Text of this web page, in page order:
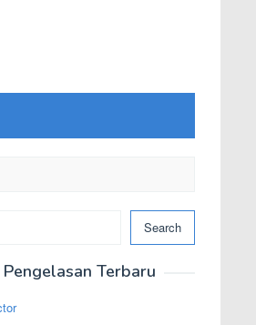
Search
Terbaru